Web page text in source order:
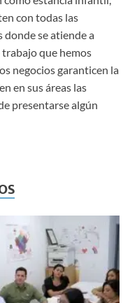
con todas las
donde se atiende a
trabajo que hemos
negocios garanticen la
en sus áreas las
presentarse algún